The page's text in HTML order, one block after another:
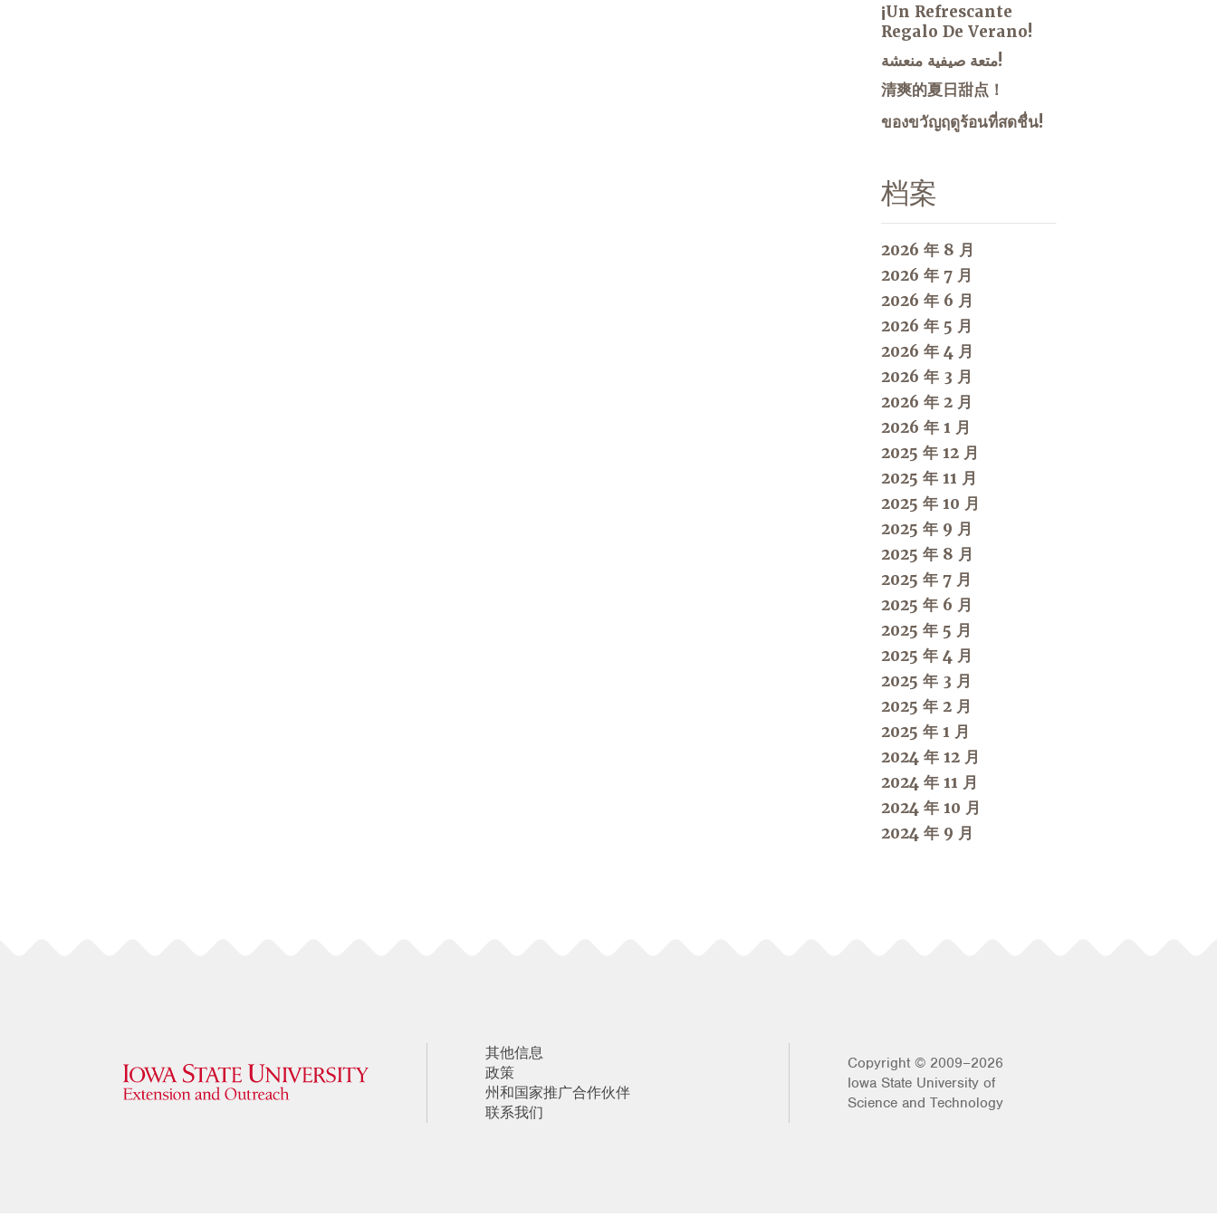
¡Un Refrescante
Regalo De Verano!
متعة صيفية منعشة!
清爽的夏日甜点！
ของขวัญฤดูร้อนที่สดชื่น!
档案
2026 年 8 月
2026 年 7 月
2026 年 6 月
2026 年 5 月
2026 年 4 月
2026 年 3 月
2026 年 2 月
2026 年 1 月
2025 年 12 月
2025 年 11 月
2025 年 10 月
2025 年 9 月
2025 年 8 月
2025 年 7 月
2025 年 6 月
2025 年 5 月
2025 年 4 月
2025 年 3 月
2025 年 2 月
2025 年 1 月
2024 年 12 月
2024 年 11 月
2024 年 10 月
2024 年 9 月
其他信息
政策
州和国家推广合作伙伴
联系我们
Copyright © 2009–2026
Iowa State University of
Science and Technology